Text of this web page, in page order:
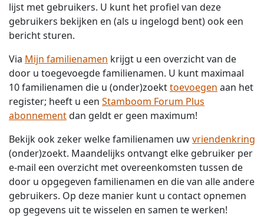
lijst met gebruikers. U kunt het profiel van deze
gebruikers bekijken en (als u ingelogd bent) ook een
bericht sturen.
Via Mijn familienamen krijgt u een overzicht van de
door u toegevoegde familienamen. U kunt maximaal
10 familienamen die u (onder)zoekttoevoegen aan het
register; heeft u een Stamboom Forum Plus
abonnementdan geldt er geen maximum!
Bekijk ook zeker welke familienamen uwvriendenkring
(onder)zoekt. Maandelijks ontvangt elke gebruiker per
e-mail een overzicht met overeenkomsten tussen de
door u opgegeven familienamen en die van alle andere
gebruikers. Op deze manier kunt u contact opnemen
op gegevens uit te wisselen en samen te werken!